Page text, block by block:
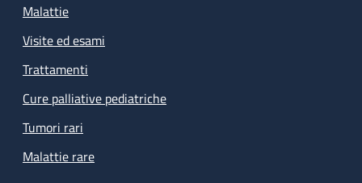
Malattie
Visite ed esami
Trattamenti
Cure palliative pediatriche
Tumori rari
Malattie rare